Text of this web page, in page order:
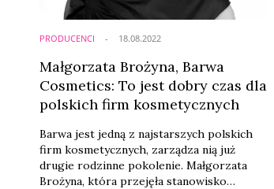
PRODUCENCI
Małgorzata Brożyna, Barwa
Cosmetics: To jest dobry czas dla
polskich firm kosmetycznych
Barwa jest jedną z najstarszych polskich
firm kosmetycznych, zarządza nią już
drugie rodzinne pokolenie. Małgorzata
Brożyna, która przejęła stanowisko
18.08.2022